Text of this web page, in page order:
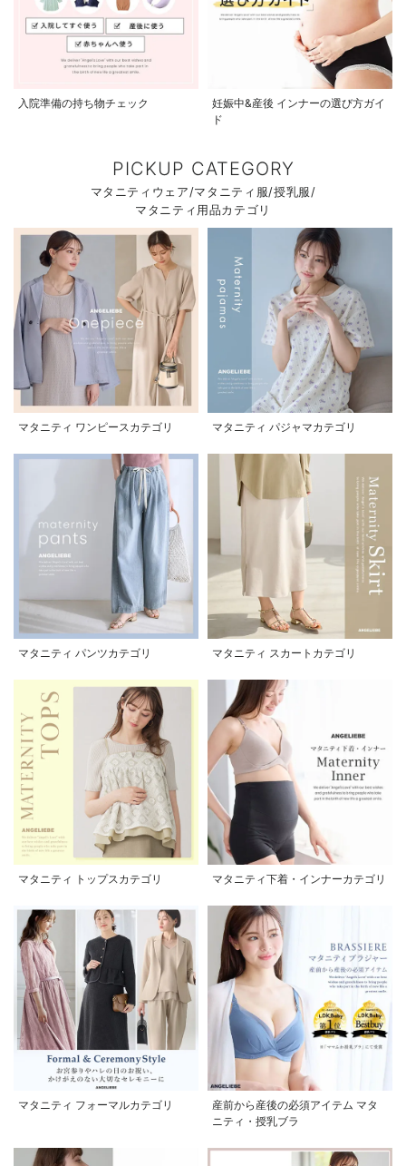
入院準備の持ち物チェック
妊娠中&産後 インナーの選び方ガイ
ド
PICKUP CATEGORY
マタニティウェア/マタニティ服/授乳服/
マタニティ用品カテゴリ
マタニティ ワンピースカテゴリ マタニティ パジャマカテゴリ
マタニティ パンツカテゴリ マタニティ スカートカテゴリ
マタニティ トップスカテゴリ マタニティ下着・インナーカテゴリ
マタニティ フォーマルカテゴリ
産前から産後の必須アイテム マタ
ニティ・授乳ブラ